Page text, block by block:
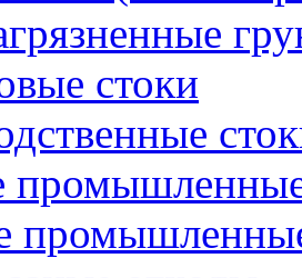
стоки